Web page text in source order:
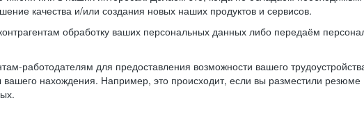
качества и/или создания новых наших продуктов и сервисов.
обработку ваших персональных данных либо передаём
работодателям для предоставления возможности вашего
вашего нахождения. Например, это происходит, если вы разместили